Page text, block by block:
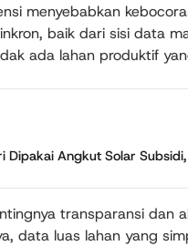
menyebabkan
baik dari sisi data
ada lahan produktif
Dipakai Angkut Solar
transparansi dan
data luas lahan yang